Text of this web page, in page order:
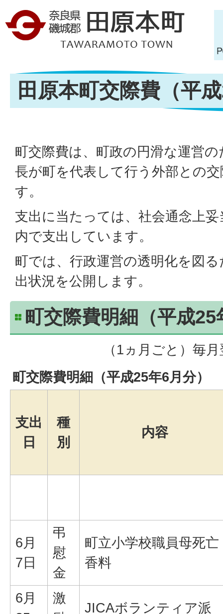
田原本町交際費（平
町交際費は、町政の円滑な運営
長が町を代表して行う外部との
す。
支出に当たっては、社会通念上
内で支出しています。
町では、行政運営の透明化を図
出状況を公開します。
町交際費明細（平成25
（1ヵ月ごと）毎
町交際費明細（平成25年6月分）
支出
日
種
別
内容
6月
7日
弔
慰
金
町立小学校職員母死亡
香料
6月
激
JICAボランティア派